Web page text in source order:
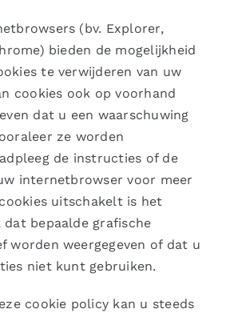
(bv. Explorer,
bieden de mogelijkheid
te verwijderen van uw
cookies ook op voorhand
dat u een waarschuwing
ze worden
de instructies of de
internetbrowser voor meer
uitschakelt is het
dat bepaalde grafische
worden weergegeven of dat u
niet kunt gebruiken.
cookie policy kan u steeds